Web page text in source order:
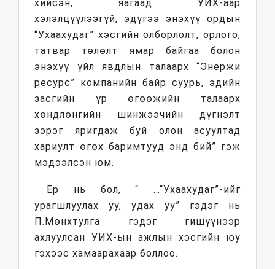
хийсэн, яагаад УИХ-аар
хэлэлцүүлээгүй, эдүгээ энэхүү ордын
“Ухаахудаг” хэсгийн олборлолт, орлого,
татвар төлөлт ямар байгаа болон
энэхүү үйл явдлын талаарх “Энержи
ресурс” компанийн байр суурь, эдийн
засгийн үр өгөөжийн талаарх
хөндлөнгийн шинжээчийн дүгнэлт
зэрэг яригдаж буй олон асуултад
хариулт өгөх баримтууд энд бий” гэж
мэдээлсэн юм.
Ер нь бол, “ …“Ухаахудаг”-ийг
урагшлуулах уу, удах уу” гэдэг нь
П.Мөнхтулга гэдэг гишүүнээр
ахлуулсан УИХ-ын ажлын хэсгийн юу
гэхээс хамаарахаар боллоо.